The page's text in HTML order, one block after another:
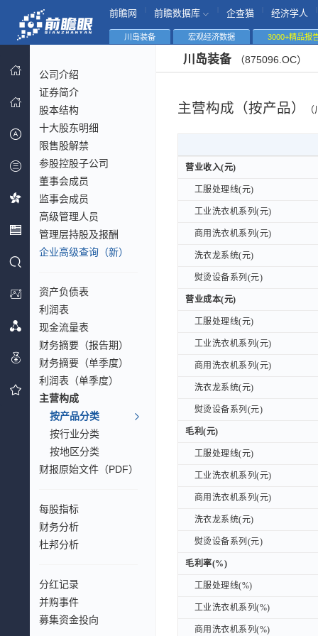
前瞻网 前瞻数据库 企查猫 经济学人
川岛装备 宏观经济数据 3000+精品报
公司介绍
证券简介
股本结构
十大股东明细
限售股解禁
参股控股子公司
董事会成员
监事会成员
高级管理人员
管理层持股及报酬
企业高级查询（新）
资产负债表
利润表
现金流量表
财务摘要（报告期）
财务摘要（单季度）
利润表（单季度）
主营构成
按产品分类
按行业分类
按地区分类
财报原始文件（PDF）
每股指标
财务分析
杜邦分析
分红记录
并购事件
募集资金投向
川岛装备 （875096.OC）
主营构成（按产品）
营业收入(元)
工服处理线(元)
工业洗衣机系列(元)
商用洗衣机系列(元)
洗衣龙系统(元)
熨烫设备系列(元)
营业成本(元)
工服处理线(元)
工业洗衣机系列(元)
商用洗衣机系列(元)
洗衣龙系统(元)
熨烫设备系列(元)
毛利(元)
工服处理线(元)
工业洗衣机系列(元)
商用洗衣机系列(元)
洗衣龙系统(元)
熨烫设备系列(元)
毛利率(%)
工服处理线(%)
工业洗衣机系列(%)
商用洗衣机系列(%)
营业收入(元)
工服处理线(元)
工业洗衣机系列(元)
商用洗衣机系列(元)
洗衣龙系统(元)
熨烫设备系列(元)
营业成本(元)
工服处理线(元)
工业洗衣机系列(元)
商用洗衣机系列(元)
洗衣龙系统(元)
熨烫设备系列(元)
毛利(元)
工服处理线(元)
工业洗衣机系列(元)
商用洗衣机系列(元)
洗衣龙系统(元)
熨烫设备系列(元)
毛利率(%)
工服处理线(%)
工业洗衣机系列(%)
商用洗衣机系列(%)